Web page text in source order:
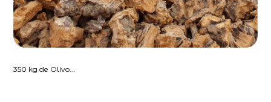
350 kg de Olivo...